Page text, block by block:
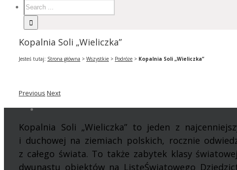
Kopalnia Soli „Wieliczka”
Jesteś tutaj: Strona główna > Wszystkie > Podróże > Kopalnia Soli „Wieliczka”
Previous Next
Kopalnia Soli „Wieliczka” to jeden z
i duchowej na ziemiach polskich, rocznie
z całego świata. To także zabytek klasy
dwunastu obiektów na ListęŚwiatowego